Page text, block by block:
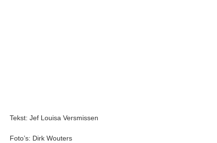
Tekst: Jef Louisa Versmissen
Foto’s: Dirk Wouters